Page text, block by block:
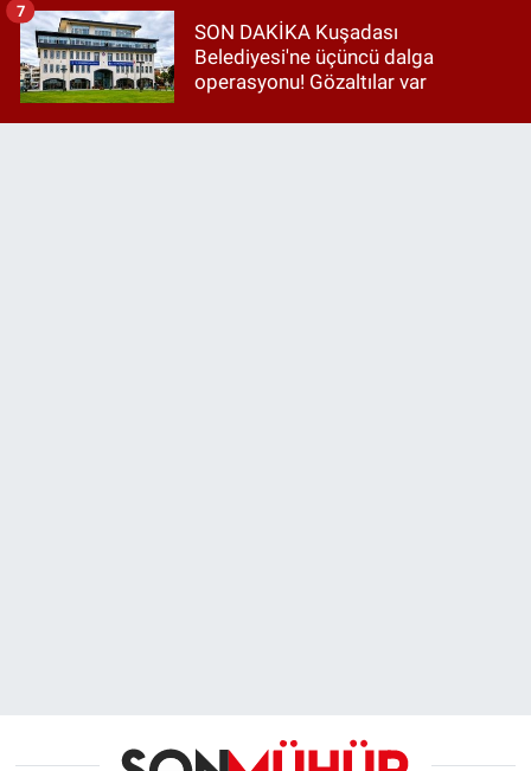
SON DAKİKA Kuşadası
Belediyesi'ne üçüncü dalga
operasyonu! Gözaltılar var
7